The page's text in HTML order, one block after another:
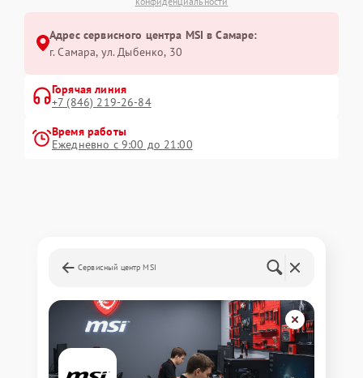
Адрес сервисного центра MSI в Самаре:
г. Самара, ул. Дыбенко, 30
Горячая линия
+7 (846) 219-26-84
Время работы
Ежедневно с 9:00 до 21:00
Сервисный центр MSI